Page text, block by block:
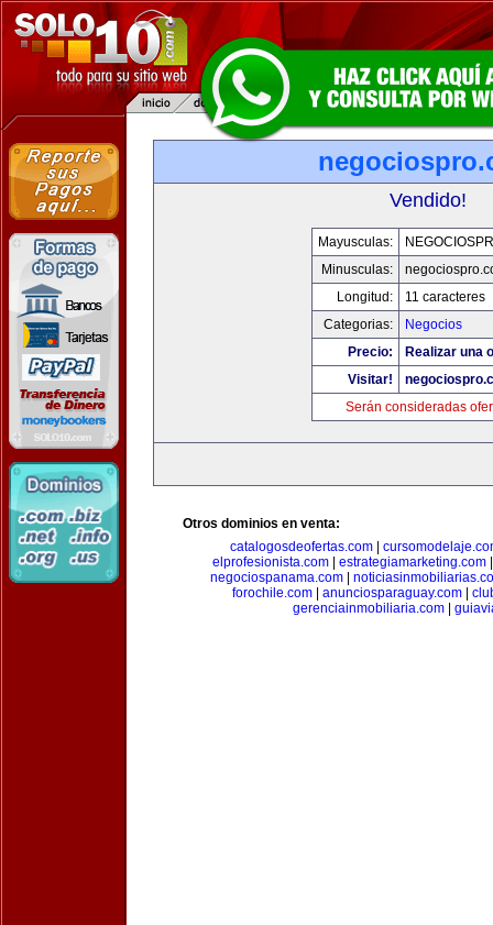
Vendido!
Mayusculas:
Minusculas:
Longitud:
11 caracteres
Categorias:
Negocios
Precio:
Realizar una
Visitar!
Serán consideradas
Otros dominios en venta:
catalogosdeofertas.com|
elprofesionista.com
estrategiamarketing.com
negociospanama.com
forochile.com| anunciosparaguay.com|
gerenciainmobiliaria.com